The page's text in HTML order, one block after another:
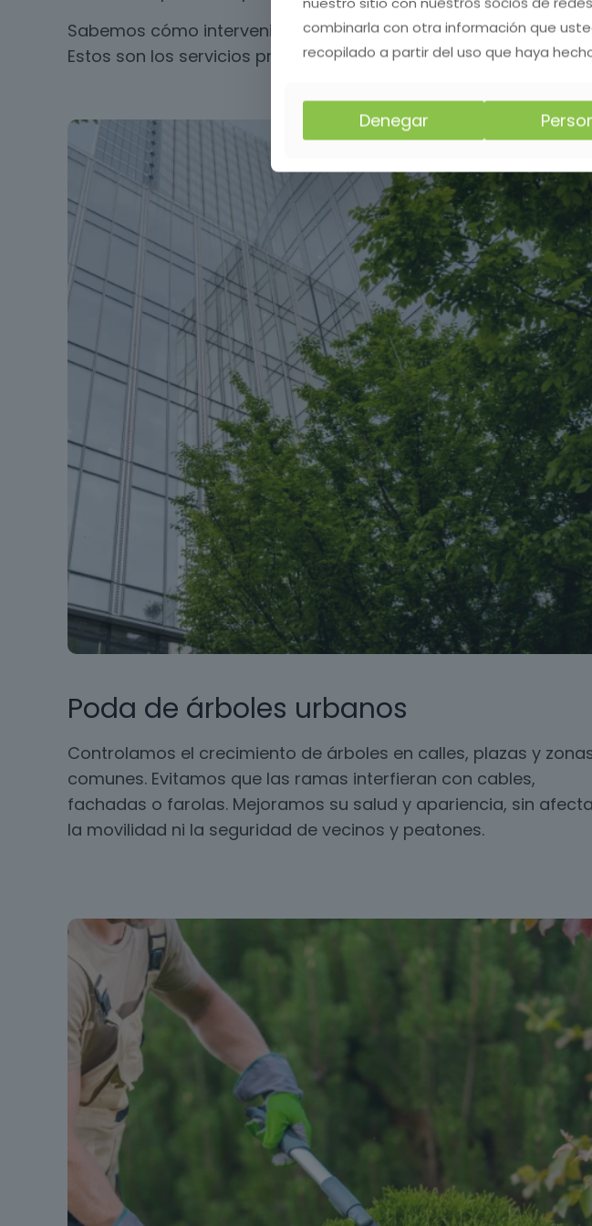
Sabemos cómo intervenir los espacios sin dañar el
Estos son los servicios profesionales que ofrecemos en Priego
Poda de árboles urbanos
Controlamos el crecimiento de árboles en calles, plazas y
comunes. Evitamos que las ramas interfieran con cables,
fachadas o farolas. Mejoramos su salud y apariencia, sin
la movilidad ni la seguridad de vecinos y peatones.
combinarla con otra información que
recopilado a partir del uso que haya
Denegar